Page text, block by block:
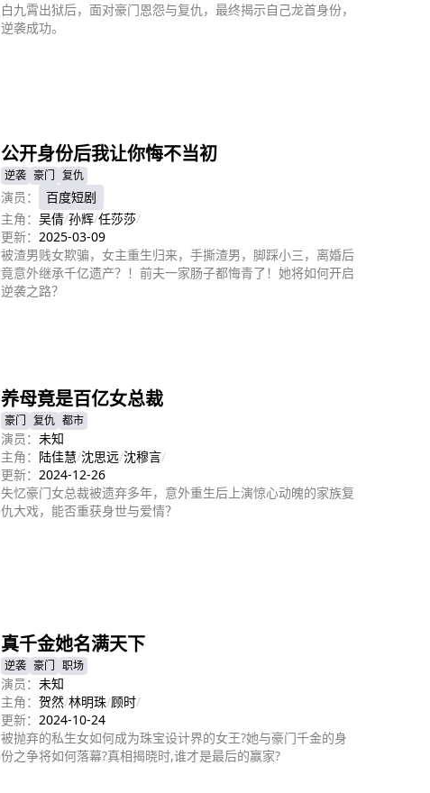
白九霄出狱后，面对豪门恩怨与复仇，最终揭示自己龙首身份，
逆袭成功。
公开身份后我让你悔不当初
逆袭 豪门 复仇
演员：
百度短剧
主角： 吴倩/孙辉/任莎莎/
更新： 2025-03-09
被渣男贱女欺骗，女主重生归来，手撕渣男，脚踩小三，离婚后
竟意外继承千亿遗产？！前夫一家肠子都悔青了！她将如何开启
逆袭之路？
养母竟是百亿女总裁
豪门 复仇 都市
演员： 未知
主角： 陆佳慧/沈思远/沈穆言/
更新： 2024-12-26
失忆豪门女总裁被遗弃多年，意外重生后上演惊心动魄的家族复
仇大戏，能否重获身世与爱情？
真千金她名满天下
逆袭 豪门 职场
演员： 未知
主角： 贺然/林明珠/顾时/
更新： 2024-10-24
被抛弃的私生女如何成为珠宝设计界的女王?她与豪门千金的身
份之争将如何落幕?真相揭晓时,谁才是最后的赢家?